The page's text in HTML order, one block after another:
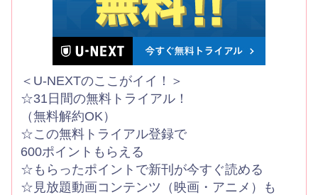
＜U-NEXTのここがイイ！＞
☆31日間の無料トライアル！
（無料解約OK）
☆この無料トライアル登録で
600ポイントもらえる
☆もらったポイントで新刊が今すぐ読める
☆見放題動画コンテンツ（映画・アニメ）も